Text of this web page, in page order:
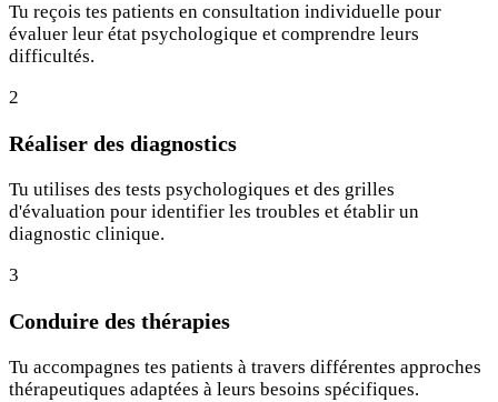
Tu reçois tes patients en consultation individuelle pour
évaluer leur état psychologique et comprendre leurs
difficultés.
2
Réaliser des diagnostics
Tu utilises des tests psychologiques et des grilles
d'évaluation pour identifier les troubles et établir un
diagnostic clinique.
3
Conduire des thérapies
Tu accompagnes tes patients à travers différentes approches
thérapeutiques adaptées à leurs besoins spécifiques.